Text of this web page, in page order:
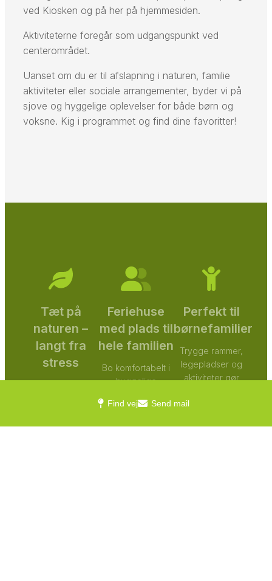
ved Kiosken og på her på hjemmesiden.
Aktiviteterne foregår som udgangspunkt ved
centerområdet.
Uanset om du er til afslapning i naturen, familie
aktiviteter eller sociale arrangementer, byder vi på
sjove og hyggelige oplevelser for både børn og
voksne. Kig i programmet og find dine favoritter!
Tæt på
naturen –
langt fra
stress
skov, stier og frisk
Feriehuse
med plads til
hele familien
Bo komfortabelt i
hyggelige
masser af plads til
Perfekt til
børnefamilier
Trygge rammer,
legepladser og
aktiviteter gør
familier med små
Find vej Send mail